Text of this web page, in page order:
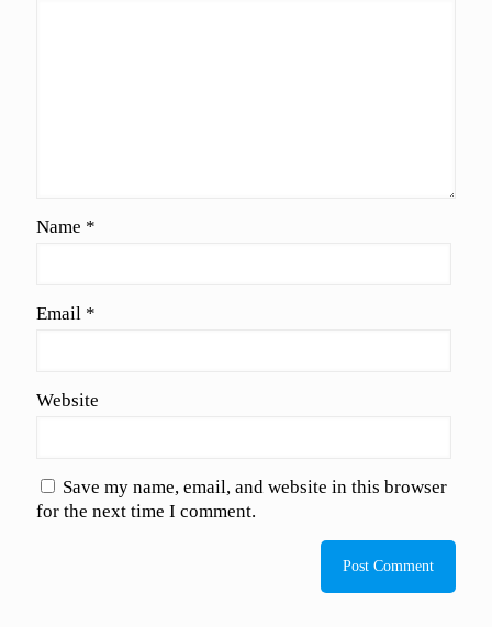
Name *
Email *
Website
Save my name, email, and website in this browser
for the next time I comment.